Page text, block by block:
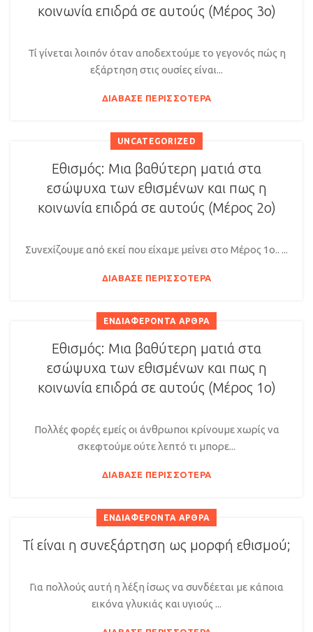
κοινωνία επιδρά σε αυτούς (Μέρος 3ο)
Τί γίνεται λοιπόν όταν αποδεχτούμε το γεγονός πώς η
εξάρτηση στις ουσίες είναι...
ΔΙΆΒΑΣΕ ΠΕΡΙΣΣΌΤΕΡΑ
UNCATEGORIZED
Εθισμός: Μια βαθύτερη ματιά στα
εσώψυχα των εθισμένων και πως η
κοινωνία επιδρά σε αυτούς (Μέρος 2ο)
Συνεχίζουμε από εκεί που είχαμε μείνει στο Μέρος 1ο.. ...
ΔΙΆΒΑΣΕ ΠΕΡΙΣΣΌΤΕΡΑ
ΕΝΔΙΑΦΈΡΟΝΤΑ ΆΡΘΡΑ
Εθισμός: Μια βαθύτερη ματιά στα
εσώψυχα των εθισμένων και πως η
κοινωνία επιδρά σε αυτούς (Μέρος 1ο)
Πολλές φορές εμείς οι άνθρωποι κρίνουμε χωρίς να
σκεφτούμε ούτε λεπτό τι μπορε...
ΔΙΆΒΑΣΕ ΠΕΡΙΣΣΌΤΕΡΑ
ΕΝΔΙΑΦΈΡΟΝΤΑ ΆΡΘΡΑ
Τί είναι η συνεξάρτηση ως μορφή εθισμού;
Για πολλούς αυτή η λέξη ίσως να συνδέεται με κάποια
εικόνα γλυκιάς και υγιούς ...